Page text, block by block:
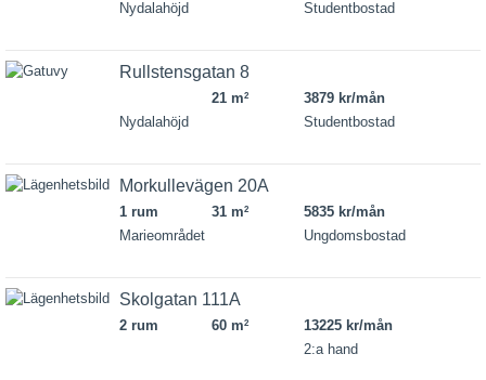
Nydalahöjd
Studentbostad
Rullstensgatan 8
21 m2
3879 kr/mån
Nydalahöjd
Studentbostad
Morkullevägen 20A
1 rum 31 m2
5835 kr/mån
Marieområdet
Ungdomsbostad
Skolgatan 111A
2 rum 60 m2
13225 kr/mån
2:a hand